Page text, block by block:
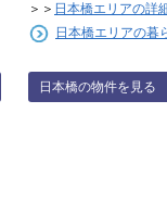
＞＞ 日本橋エリアの詳
日本橋エリアの暮
日本橋の物件を見る